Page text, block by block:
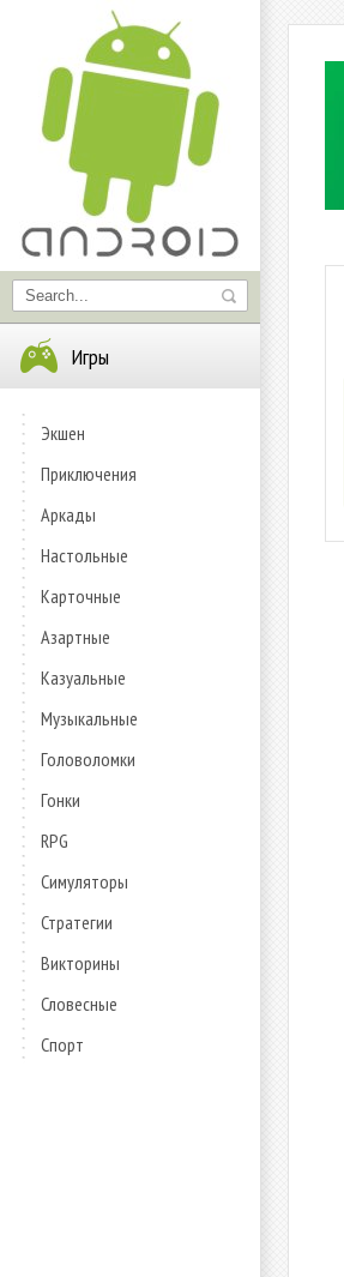
Игры
Экшен
Приключения
Аркады
Настольные
Карточные
Азартные
Казуальные
Музыкальные
Головоломки
Гонки
RPG
Симуляторы
Стратегии
Викторины
Словесные
Спорт